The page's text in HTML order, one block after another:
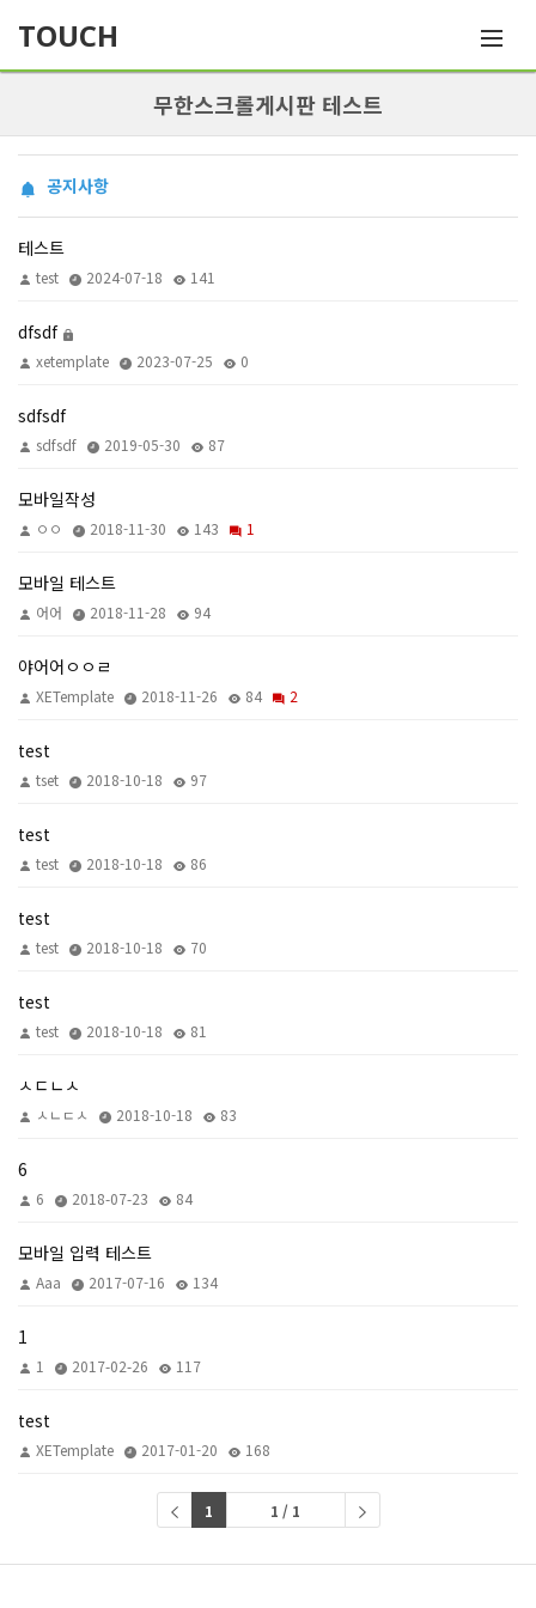
TOUCH
무한스크롤게시판 테스트
공지사항
테스트
test 2024-07-18 141
dfsdf
xetemplate 2023-07-25 0
sdfsdf
sdfsdf 2019-05-30 87
모바일작성
ㅇㅇ 2018-11-30 143 1
모바일 테스트
어어 2018-11-28 94
야어어ㅇㅇㄹ
XETemplate 2018-11-26 84 2
test
tset 2018-10-18 97
test
test 2018-10-18 86
test
test 2018-10-18 70
test
test 2018-10-18 81
ㅅㄷㄴㅅ
ㅅㄴㄷㅅ 2018-10-18 83
6
6 2018-07-23 84
모바일 입력 테스트
Aaa 2017-07-16 134
1
1 2017-02-26 117
test
XETemplate 2017-01-20 168
1 1 / 1